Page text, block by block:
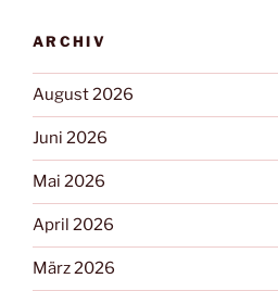
ARCHIV
August 2026
Juni 2026
Mai 2026
April 2026
März 2026